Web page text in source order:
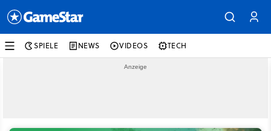
SPIELE NEWS VIDEOS TECH